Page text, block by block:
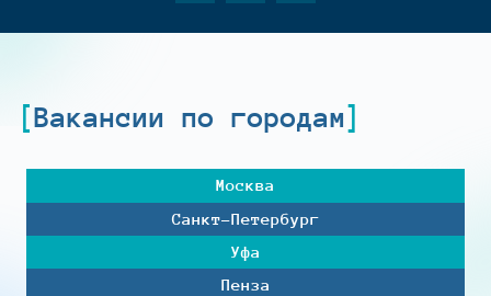
Вакансии по городам
Москва
Санкт-Петербург
Уфа
Пенза